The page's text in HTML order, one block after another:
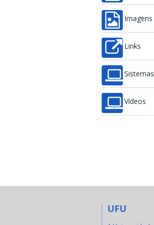
Imagens
Links
Sistemas
Vídeos
UFU